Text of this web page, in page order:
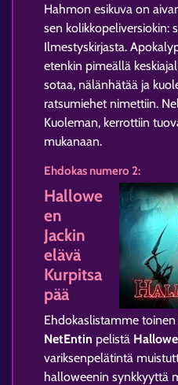
Hahmon esikuva on
sen kolikkopeliversiokin:
Ilmestyskirjasta.
etenkin pimeällä
sotaa, nälänhätää ja
ratsumiehet nimettiin.
Kuoleman, kerrottiin
mukanaan.
Ehdokas numero 2:
Hallowe
en
Jackin
elävä
Kurpitsa
pää
Ehdokaslistamme
NetEntin pelistä
variksenpelätintä
halloweenin synkkyyttä